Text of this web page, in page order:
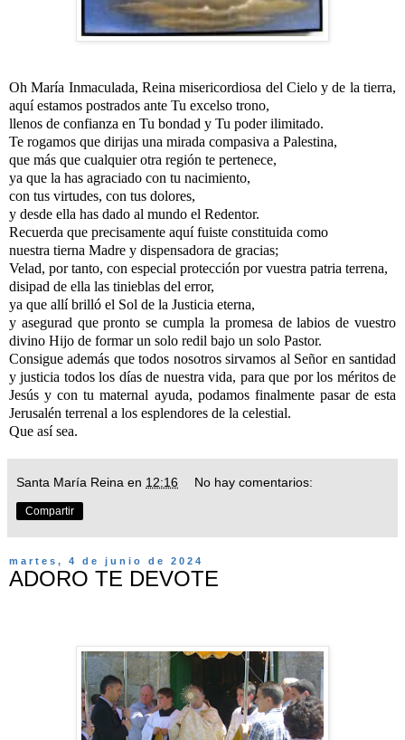
Oh María Inmaculada, Reina misericordiosa del Cielo y de la tierra,
aquí estamos postrados ante Tu excelso trono,
llenos de confianza en Tu bondad y Tu poder ilimitado.
Te rogamos que dirijas una mirada compasiva a Palestina,
que más que cualquier otra región te pertenece,
ya que la has agraciado con tu nacimiento,
con tus virtudes, con tus dolores,
y desde ella has dado al mundo el Redentor.
Recuerda que precisamente aquí fuiste constituida como
nuestra tierna Madre y dispensadora de gracias;
Velad, por tanto, con especial protección por vuestra patria terrena,
disipad de ella las tinieblas del error,
ya que allí brilló el Sol de la Justicia eterna,
y asegurad que pronto se cumpla la promesa de labios de vuestro
divino Hijo de formar un solo redil bajo un solo Pastor.
Consigue además que todos nosotros sirvamos al Señor en santidad
y justicia todos los días de nuestra vida, para que por los méritos de
Jesús y con tu maternal ayuda, podamos finalmente pasar de esta
Jerusalén terrenal a los esplendores de la celestial.
Que así sea.
Santa María Reina en 12:16 No hay comentarios:
Compartir
martes, 4 de junio de 2024
ADORO TE DEVOTE